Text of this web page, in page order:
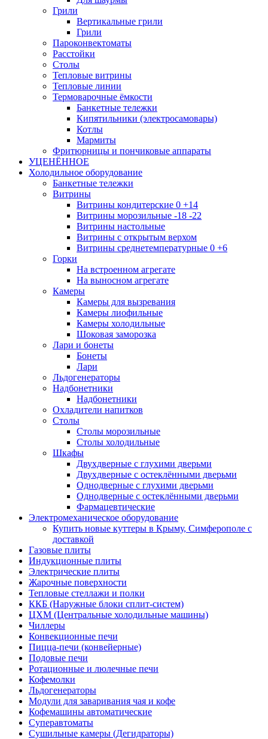
Грили
Вертикальные грили
Грили
Пароконвектоматы
Расстойки
Столы
Тепловые витрины
Тепловые линии
Термоварочные ёмкости
Банкетные тележки
Кипятильники (электросамовары)
Котлы
Мармиты
Фритюрницы и пончиковые аппараты
УЦЕНЁННОЕ
Холодильное оборудование
Банкетные тележки
Витрины
Витрины кондитерские 0 +14
Витрины морозильные -18 -22
Витрины настольные
Витрины с открытым верхом
Витрины среднетемпературные 0 +6
Горки
На встроенном агрегате
На выносном агрегате
Камеры
Камеры для вызревания
Камеры лиофильные
Камеры холодильные
Шоковая заморозка
Лари и бонеты
Бонеты
Лари
Льдогенераторы
Надбонетники
Надбонетники
Охладители напитков
Столы
Столы морозильные
Столы холодильные
Шкафы
Двухдверные с глухими дверьми
Двухдверные с остеклёнными дверьми
Однодверные с глухими дверьми
Однодверные с остеклёнными дверьми
Фармацевтические
Электромеханическое оборудование
Купить новые куттеры в Крыму, Симферополе с
доставкой
Газовые плиты
Индукционные плиты
Электрические плиты
Жарочные поверхности
Тепловые стеллажи и полки
ККБ (Наружные блоки сплит-систем)
ЦХМ (Центральные холодильные машины)
Чиллеры
Конвекционные печи
Пицца-печи (конвейерные)
Подовые печи
Ротационные и люлечные печи
Кофемолки
Льдогенераторы
Модули для заваривания чая и кофе
Кофемашины автоматические
Суперавтоматы
Сушильные камеры (Дегидраторы)